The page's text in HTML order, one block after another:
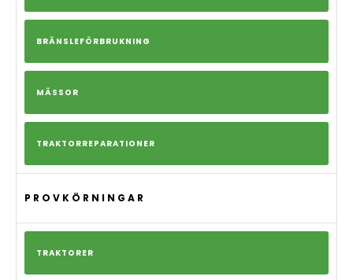
BRÄNSLEFÖRBRUKNING
MÄSSOR
TRAKTORREPARATIONER
PROVKÖRNINGAR
TRAKTORER